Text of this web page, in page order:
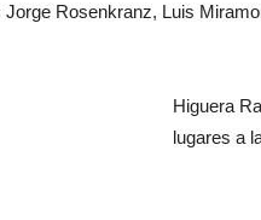
Rosenkranz, Luis
Higuera
lugares a